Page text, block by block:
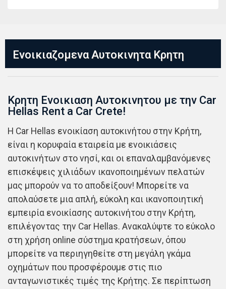
Ενοικιαζομενα Αυτοκινητα Κρητη
Κρητη Ενοικιαση Αυτοκινητου με την Car
Hellas Rent a Car Crete!
Η Car Hellas ενοικίαση αυτοκινήτου στην Κρήτη,
είναι η κορυφαία εταιρεία με ενοικιάσεις
αυτοκινήτων στο νησί, και οι επαναλαμβανόμενες
επισκέψεις χιλιάδων ικανοποιημένων πελατών
μας μπορούν να το αποδείξουν! Μπορείτε να
απολαύσετε μια απλή, εύκολη και ικανοποιητική
εμπειρία ενοικίασης αυτοκινήτου στην Κρήτη,
επιλέγοντας την Car Hellas. Ανακαλύψτε το εύκολο
στη χρήση online σύστημα κρατήσεων, όπου
μπορείτε να περιηγηθείτε στη μεγάλη γκάμα
οχημάτων που προσφέρουμε στις πιο
ανταγωνιστικές τιμές της Κρήτης. Σε περίπτωση